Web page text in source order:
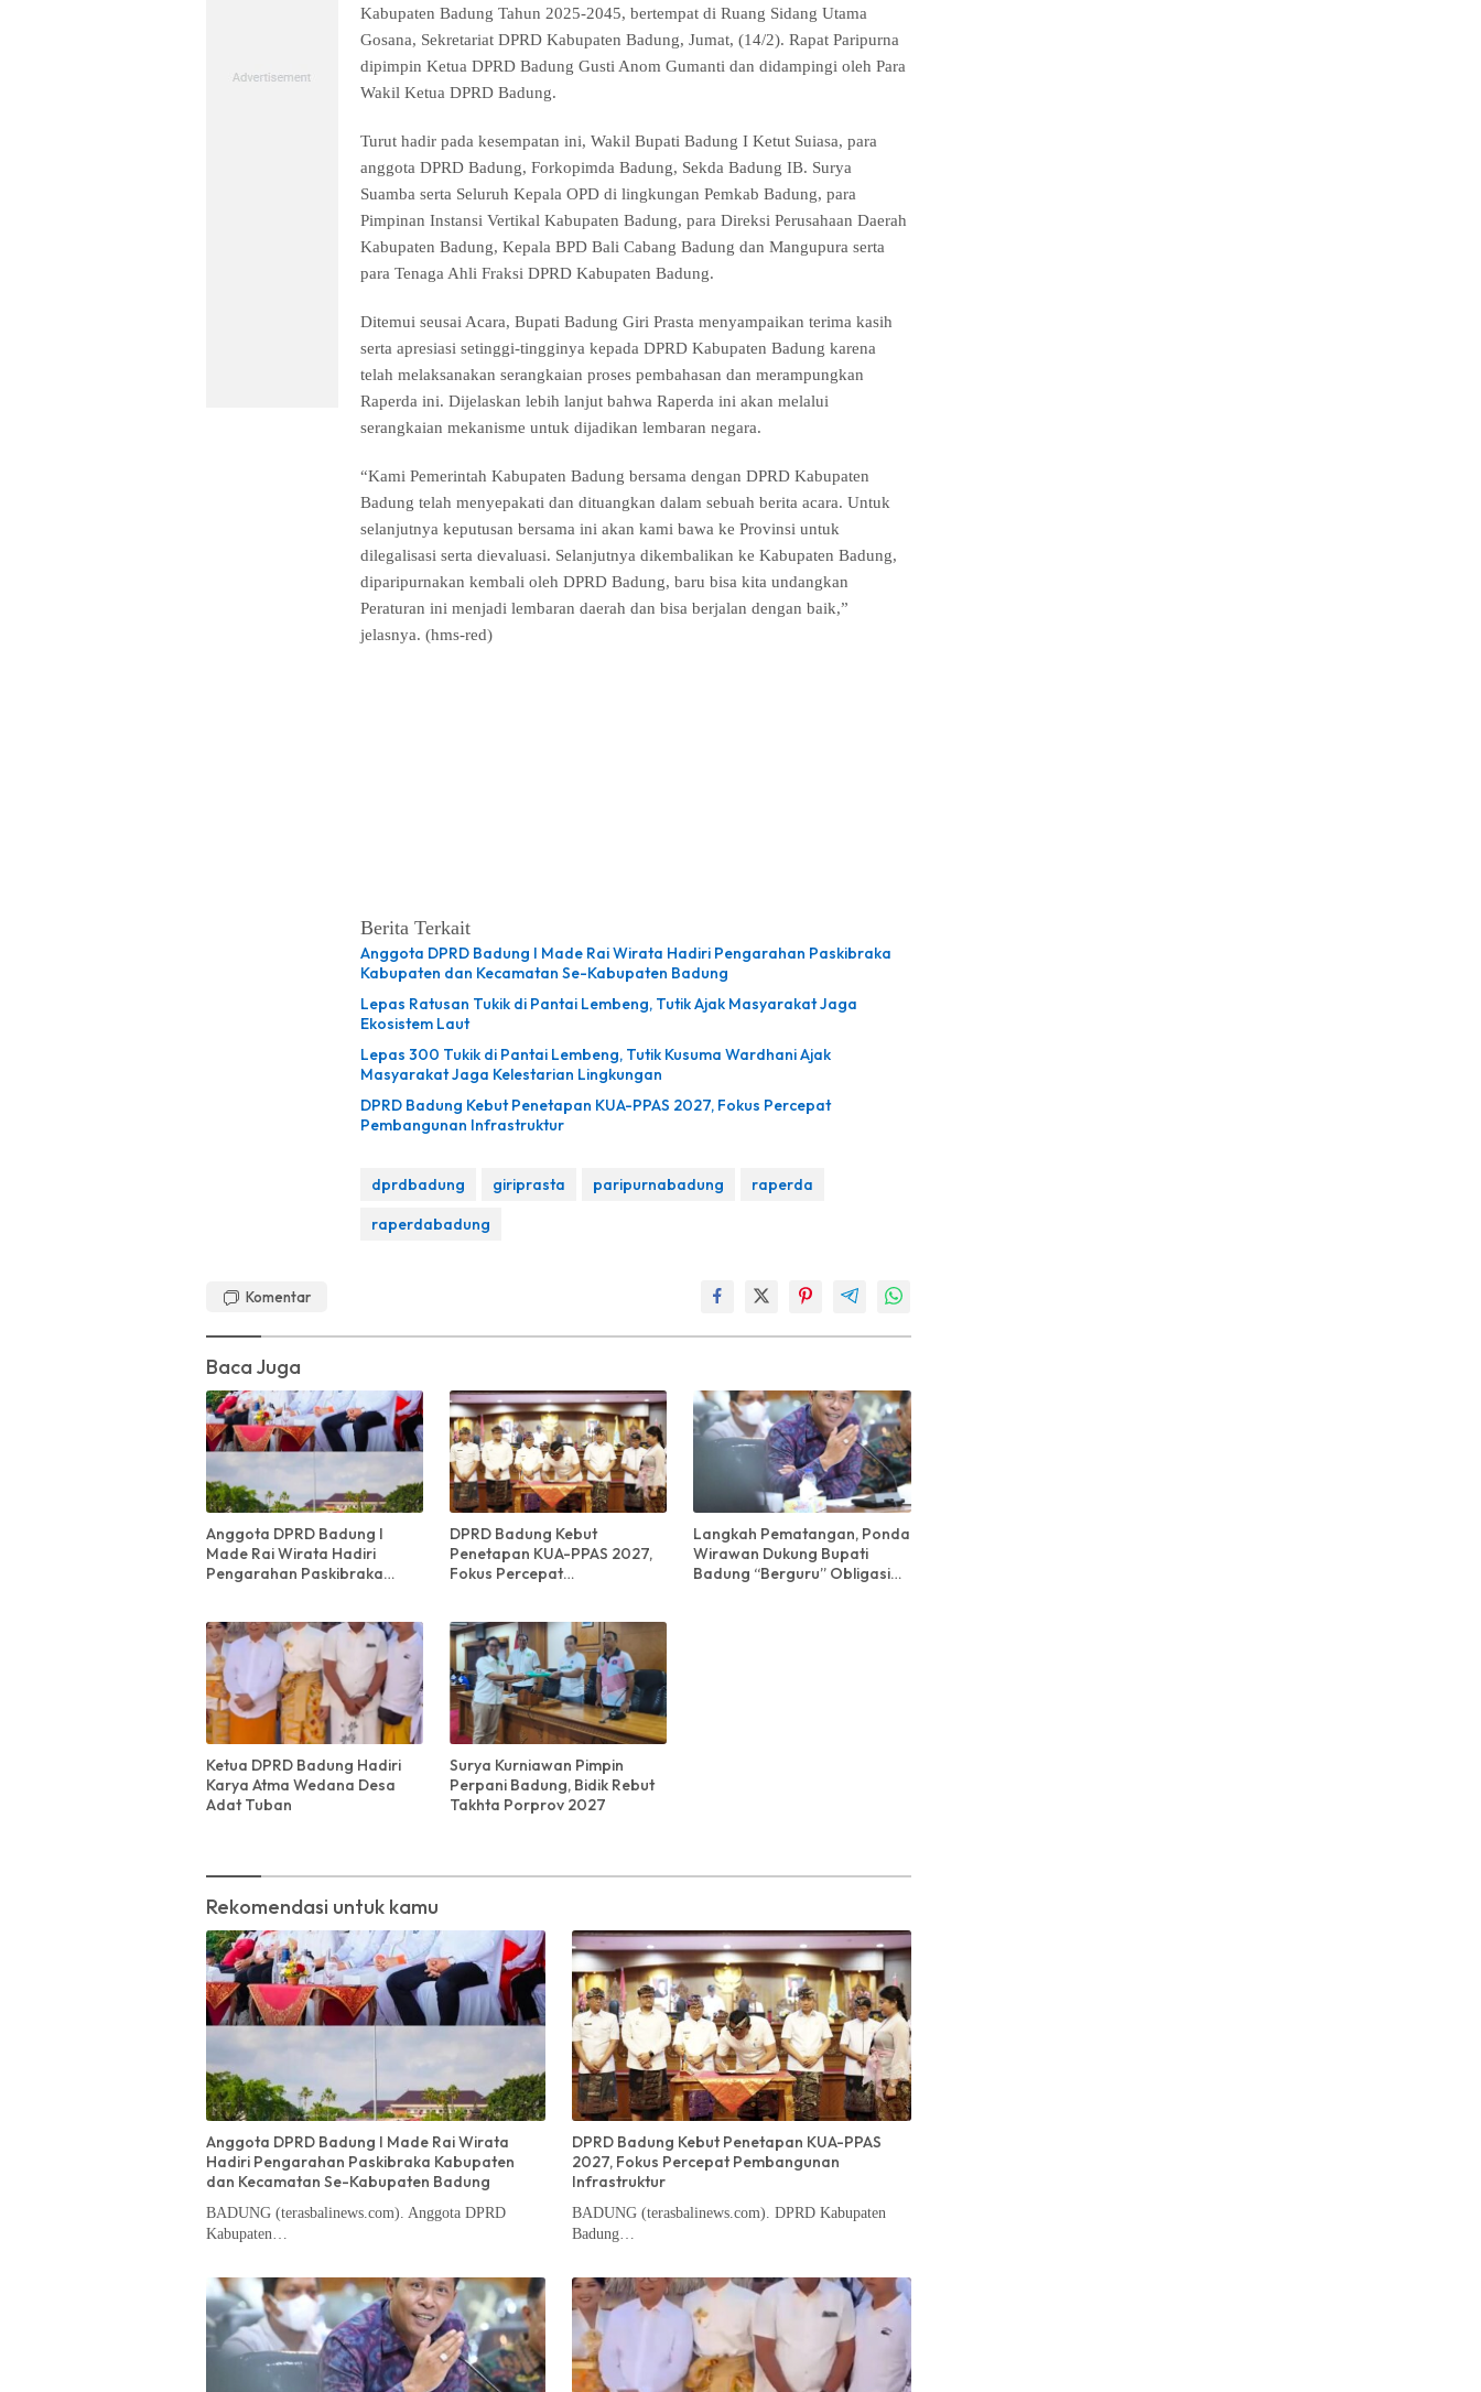
Kabupaten Badung Tahun 2025-2045, bertempat di Ruang Sidang Utama
Gosana, Sekretariat DPRD Kabupaten Badung, Jumat, (14/2). Rapat Paripurna
dipimpin Ketua DPRD Badung Gusti Anom Gumanti dan didampingi oleh Para
Wakil Ketua DPRD Badung.
Turut hadir pada kesempatan ini, Wakil Bupati Badung I Ketut Suiasa, para
anggota DPRD Badung, Forkopimda Badung, Sekda Badung IB. Surya
Suamba serta Seluruh Kepala OPD di lingkungan Pemkab Badung, para
Pimpinan Instansi Vertikal Kabupaten Badung, para Direksi Perusahaan Daerah
Kabupaten Badung, Kepala BPD Bali Cabang Badung dan Mangupura serta
para Tenaga Ahli Fraksi DPRD Kabupaten Badung.
Ditemui seusai Acara, Bupati Badung Giri Prasta menyampaikan terima kasih
serta apresiasi setinggi-tingginya kepada DPRD Kabupaten Badung karena
telah melaksanakan serangkaian proses pembahasan dan merampungkan
Raperda ini. Dijelaskan lebih lanjut bahwa Raperda ini akan melalui
serangkaian mekanisme untuk dijadikan lembaran negara.
“Kami Pemerintah Kabupaten Badung bersama dengan DPRD Kabupaten
Badung telah menyepakati dan dituangkan dalam sebuah berita acara. Untuk
selanjutnya keputusan bersama ini akan kami bawa ke Provinsi untuk
dilegalisasi serta dievaluasi. Selanjutnya dikembalikan ke Kabupaten Badung,
diparipurnakan kembali oleh DPRD Badung, baru bisa kita undangkan
Peraturan ini menjadi lembaran daerah dan bisa berjalan dengan baik,”
jelasnya. (hms-red)
Berita Terkait
Anggota DPRD Badung I Made Rai Wirata Hadiri Pengarahan Paskibraka
Kabupaten dan Kecamatan Se-Kabupaten Badung
Lepas Ratusan Tukik di Pantai Lembeng, Tutik Ajak Masyarakat Jaga
Ekosistem Laut
Lepas 300 Tukik di Pantai Lembeng, Tutik Kusuma Wardhani Ajak
Masyarakat Jaga Kelestarian Lingkungan
DPRD Badung Kebut Penetapan KUA-PPAS 2027, Fokus Percepat
Pembangunan Infrastruktur
dprdbadung giriprasta paripurnabadung
raperda
raperdabadung
Komentar
Baca Juga
Anggota DPRD Badung I
Made Rai Wirata Hadiri
Pengarahan Paskibraka
DPRD Badung Kebut
Penetapan KUA-PPAS 2027,
Fokus Percepat
Langkah Pematangan, Ponda
Wirawan Dukung Bupati
Badung “Berguru” Obligasi
Ketua DPRD Badung Hadiri
Karya Atma Wedana Desa
Adat Tuban
Surya Kurniawan Pimpin
Perpani Badung, Bidik Rebut
Takhta Porprov 2027
Rekomendasi untuk kamu
Anggota DPRD Badung I Made Rai Wirata
Hadiri Pengarahan Paskibraka Kabupaten
dan Kecamatan Se-Kabupaten Badung
BADUNG (terasbalinews.com). Anggota DPRD
Kabupaten…
DPRD Badung Kebut Penetapan KUA-PPAS
2027, Fokus Percepat Pembangunan
Infrastruktur
BADUNG (terasbalinews.com). DPRD Kabupaten
Badung…